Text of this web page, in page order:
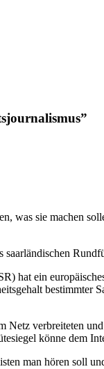
was sie machen
hat ein
bestimmter
Netz verbreiteten
könne dem
man hören soll